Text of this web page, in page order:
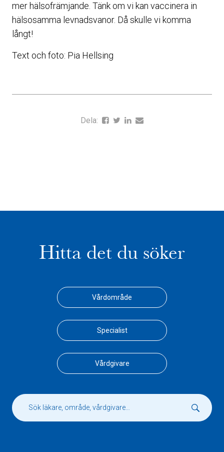
mer hälsofrämjande. Tänk om vi kan vaccinera in
hälsosamma levnadsvanor. Då skulle vi komma
långt!
Text och foto: Pia Hellsing
Dela:
Hitta det du söker
Vårdområde
Specialist
Vårdgivare